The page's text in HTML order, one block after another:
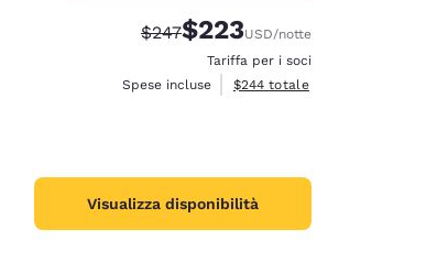
Tariffa di barratura:
$247Tariffa scontata:
$223USD/notte
Tariffa per i soci
Spese incluse
Visualizza i dettagli totali
$244 totale
Visualizza disponibilità